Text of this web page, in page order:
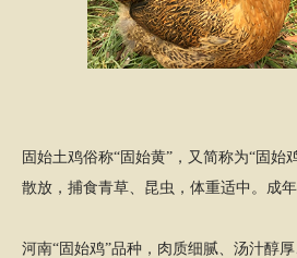
固始土鸡俗称“固始黄”，又简称为“固
散放，捕食青草、昆虫，体重适中。成
河南“固始鸡”品种，肉质细腻、汤汁醇